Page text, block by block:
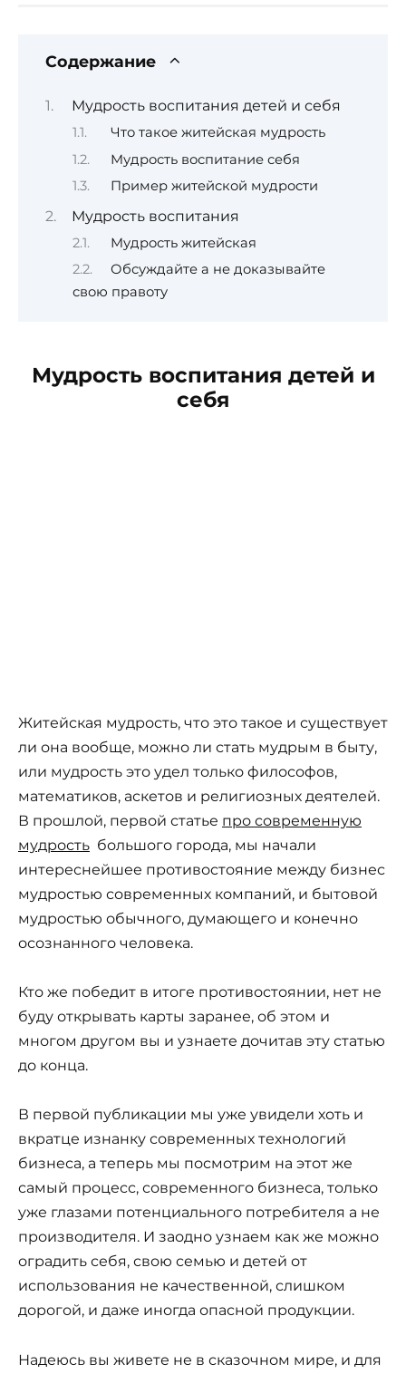
Содержание
Мудрость воспитания детей и себя
Что такое житейская мудрость
Мудрость воспитание себя
Пример житейской мудрости
Мудрость воспитания
Мудрость житейская
Обсуждайте а не доказывайте
свою правоту
Мудрость воспитания детей и
себя
Житейская мудрость, что это такое и существует
ли она вообще, можно ли стать мудрым в быту,
или мудрость это удел только философов,
математиков, аскетов и религиозных деятелей.
В прошлой, первой статье про современную
мудрость большого города, мы начали
интереснейшее противостояние между бизнес
мудростью современных компаний, и бытовой
мудростью обычного, думающего и конечно
осознанного человека.
Кто же победит в итоге противостоянии, нет не
буду открывать карты заранее, об этом и
многом другом вы и узнаете дочитав эту статью
до конца.
В первой публикации мы уже увидели хоть и
вкратце изнанку современных технологий
бизнеса, а теперь мы посмотрим на этот же
самый процесс, современного бизнеса, только
уже глазами потенциального потребителя а не
производителя. И заодно узнаем как же можно
оградить себя, свою семью и детей от
использования не качественной, слишком
дорогой, и даже иногда опасной продукции.
Надеюсь вы живете не в сказочном мире, и для